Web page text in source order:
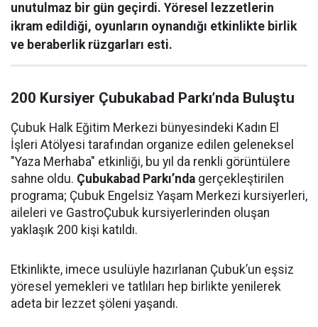
unutulmaz bir gün geçirdi. Yöresel lezzetlerin
ikram edildiği, oyunların oynandığı etkinlikte birlik
ve beraberlik rüzgarları esti.
200 Kursiyer Çubukabad Parkı’nda Buluştu
Çubuk Halk Eğitim Merkezi bünyesindeki Kadın El
İşleri Atölyesi tarafından organize edilen geleneksel
"Yaza Merhaba" etkinliği, bu yıl da renkli görüntülere
sahne oldu. Çubukabad Parkı’nda gerçekleştirilen
programa; Çubuk Engelsiz Yaşam Merkezi kursiyerleri,
aileleri ve GastroÇubuk kursiyerlerinden oluşan
yaklaşık 200 kişi katıldı.
Etkinlikte, imece usulüyle hazırlanan Çubuk’un eşsiz
yöresel yemekleri ve tatlıları hep birlikte yenilerek
adeta bir lezzet şöleni yaşandı.